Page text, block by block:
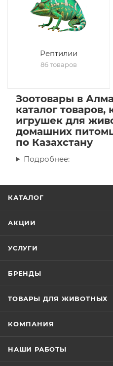
Рептилии
86 товаров
Зоотовары в
каталог товаров,
игрушек для
домашних
по Казахстану
Подробнее:
КАТАЛОГ
АКЦИИ
УСЛУГИ
БРЕНДЫ
ТОВАРЫ ДЛЯ ЖИВОТНЫХ
КОМПАНИЯ
НАШИ РАБОТЫ